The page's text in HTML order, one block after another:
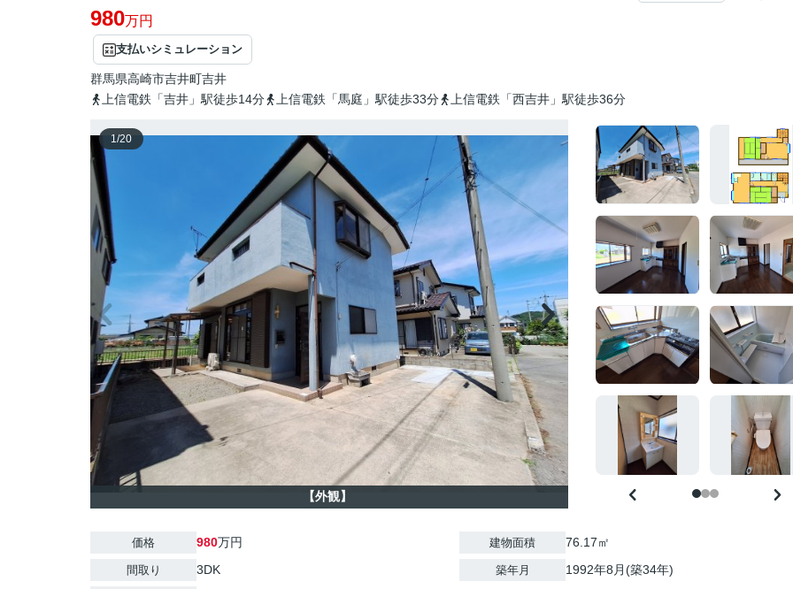
980万円
支払いシミュレーション
群馬県高崎市吉井町吉井
上信電鉄「吉井」駅徒歩14分
上信電鉄「馬庭」駅徒歩33分 上信電鉄「西吉井」駅徒歩36分
1/20
【外観】
価格 980万円
間取り 3DK
建物面積 76.17㎡
築年月 1992年8月(築34年)